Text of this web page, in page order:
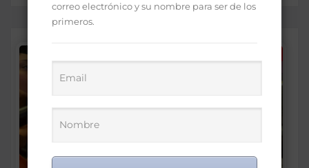
correo electrónico y su nombre para ser de los
primeros.